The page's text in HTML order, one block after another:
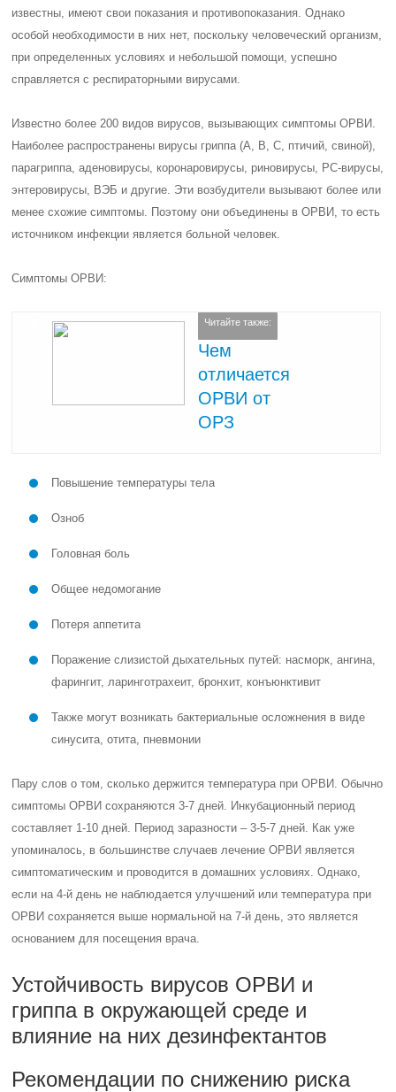
известны, имеют свои показания и противопоказания. Однако
особой необходимости в них нет, поскольку человеческий организм,
при определенных условиях и небольшой помощи, успешно
справляется с респираторными вирусами.
Известно более 200 видов вирусов, вызывающих симптомы ОРВИ.
Наиболее распространены вирусы гриппа (А, В, С, птичий, свиной),
парагриппа, аденовирусы, коронаровирусы, риновирусы, РС-вирусы,
энтеровирусы, ВЭБ и другие. Эти возбудители вызывают более или
менее схожие симптомы. Поэтому они объединены в ОРВИ, то есть
источником инфекции является больной человек.
Симптомы ОРВИ:
Читайте также:
Чем
отличается
ОРВИ от
ОРЗ
Повышение температуры тела
Озноб
Головная боль
Общее недомогание
Потеря аппетита
Поражение слизистой дыхательных путей: насморк, ангина,
фарингит, ларинготрахеит, бронхит, конъюнктивит
Также могут возникать бактериальные осложнения в виде
синусита, отита, пневмонии
Пару слов о том, сколько держится температура при ОРВИ. Обычно
симптомы ОРВИ сохраняются 3-7 дней. Инкубационный период
составляет 1-10 дней. Период заразности – 3-5-7 дней. Как уже
упоминалось, в большинстве случаев лечение ОРВИ является
симптоматическим и проводится в домашних условиях. Однако,
если на 4-й день не наблюдается улучшений или температура при
ОРВИ сохраняется выше нормальной на 7-й день, это является
основанием для посещения врача.
Устойчивость вирусов ОРВИ и
гриппа в окружающей среде и
влияние на них дезинфектантов
Рекомендации по снижению риска